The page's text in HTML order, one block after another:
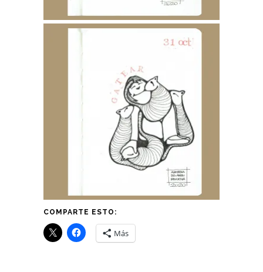
COMPARTE ESTO:
Más